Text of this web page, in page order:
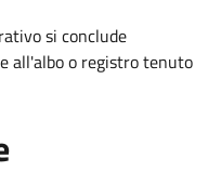
si conclude
all'albo o registro tenuto